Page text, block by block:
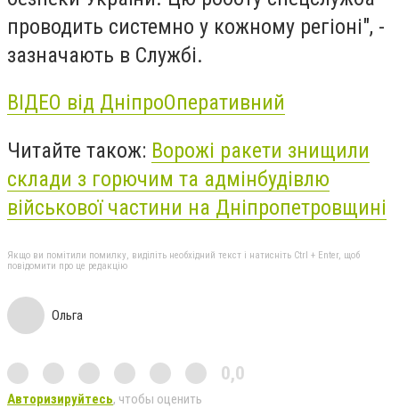
проводить системно у кожному регіоні", -
зазначають в Службі.
ВІДЕО від ДніпроОперативний
Читайте також: Ворожі ракети знищили
склади з горючим та адмінбудівлю
військової частини на Дніпропетровщині
Якщо ви помітили помилку, виділіть необхідний текст і натисніть Ctrl + Enter, щоб
повідомити про це редакцію
Ольга
0,0
Авторизируйтесь, чтобы оценить